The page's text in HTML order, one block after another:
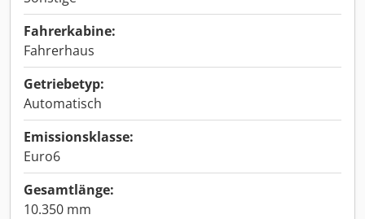
Fahrerkabine:
Fahrerhaus
Getriebetyp:
Automatisch
Emissionsklasse:
Euro6
Gesamtlänge:
10.350 mm